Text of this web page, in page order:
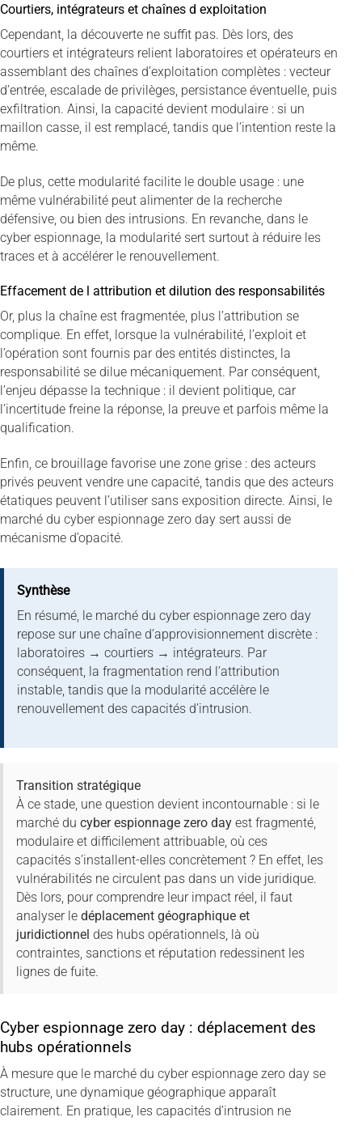
Courtiers, intégrateurs et chaînes d exploitation
Cependant, la découverte ne suffit pas. Dès lors, des
courtiers et intégrateurs relient laboratoires et opérateurs en
assemblant des chaînes d’exploitation complètes : vecteur
d’entrée, escalade de privilèges, persistance éventuelle, puis
exfiltration. Ainsi, la capacité devient modulaire : si un
maillon casse, il est remplacé, tandis que l’intention reste la
même.
De plus, cette modularité facilite le double usage : une
même vulnérabilité peut alimenter de la recherche
défensive, ou bien des intrusions. En revanche, dans le
cyber espionnage, la modularité sert surtout à réduire les
traces et à accélérer le renouvellement.
Effacement de l attribution et dilution des responsabilités
Or, plus la chaîne est fragmentée, plus l’attribution se
complique. En effet, lorsque la vulnérabilité, l’exploit et
l’opération sont fournis par des entités distinctes, la
responsabilité se dilue mécaniquement. Par conséquent,
l’enjeu dépasse la technique : il devient politique, car
l’incertitude freine la réponse, la preuve et parfois même la
qualification.
Enfin, ce brouillage favorise une zone grise : des acteurs
privés peuvent vendre une capacité, tandis que des acteurs
étatiques peuvent l’utiliser sans exposition directe. Ainsi, le
marché du cyber espionnage zero day sert aussi de
mécanisme d’opacité.
Synthèse
En résumé, le marché du cyber espionnage zero day
repose sur une chaîne d’approvisionnement discrète :
laboratoires → courtiers → intégrateurs. Par
conséquent, la fragmentation rend l’attribution
instable, tandis que la modularité accélère le
renouvellement des capacités d’intrusion.
Transition stratégique
À ce stade, une question devient incontournable : si le
marché du cyber espionnage zero day est fragmenté,
modulaire et difficilement attribuable, où ces
capacités s’installent-elles concrètement ? En effet, les
vulnérabilités ne circulent pas dans un vide juridique.
Dès lors, pour comprendre leur impact réel, il faut
analyser le déplacement géographique et
juridictionnel des hubs opérationnels, là où
contraintes, sanctions et réputation redessinent les
lignes de fuite.
Cyber espionnage zero day : déplacement des
hubs opérationnels
À mesure que le marché du cyber espionnage zero day se
structure, une dynamique géographique apparaît
clairement. En pratique, les capacités d’intrusion ne